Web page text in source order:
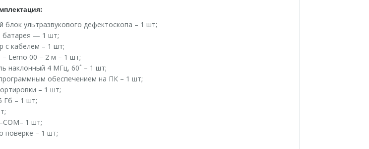
блок ультразвукового дефектоскопа – 1 шт;
батарея — 1 шт;
с кабелем – 1 шт;
Lemo 00 – 2 м – 1 шт;
наклонный 4 МГц, 60˚ – 1 шт;
обеспечением на ПК – 1 шт;
– 1 шт;
Гб – 1 шт;
1 шт;
поверке – 1 шт;